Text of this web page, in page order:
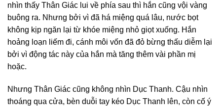
nhìn thấy Thân Giác lui về phía sau thì hắn cũng vội vàng
buông ra. Nhưng bởi vì đã há miệng quá lâu, nước bọt
không kịp ngăn lại từ khóe miệng nhỏ giọt xuống. Hắn
hoảng loạn liếm đi, cánh môi vốn đã đỏ bừng thấu diễm lại
bởi vì động tác này của hắn mà tăng thêm vài phần mị
hoặc.
Nhưng Thân Giác cũng không nhìn Dục Thanh. Cậu nhìn
thoáng qua cửa, bèn duỗi tay kéo Dục Thanh lên, còn cố ý